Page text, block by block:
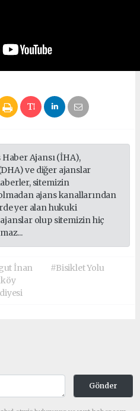
Ajansı (İHA),
ve diğer ajanslar
sitemizin
ajans kanallarından
yer alan hukuki
olup sitemizin hiç
İnan
#Bisiklet Yolu
Gönder